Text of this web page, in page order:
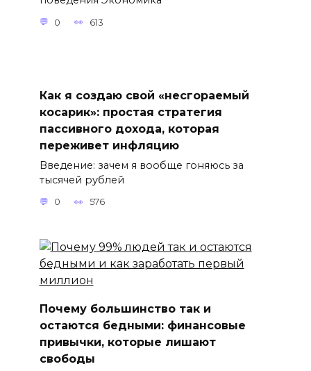
0 613
Как я создаю свой «несгораемый
косарик»: простая стратегия
пассивного дохода, которая
переживет инфляцию
Введение: зачем я вообще гоняюсь за
тысячей рублей
0 576
Почему большинство так и
остаются бедными: финансовые
привычки, которые лишают
свободы